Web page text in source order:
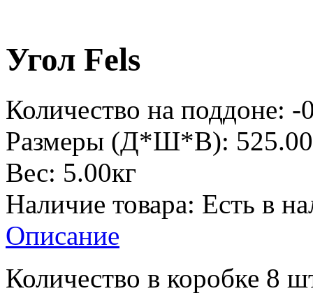
Угол Fels
Количество на поддоне: -
Размеры (Д*Ш*В):
Вес: 5.00кг
Наличие товара: Есть в
Описание
Количество в коробке 8